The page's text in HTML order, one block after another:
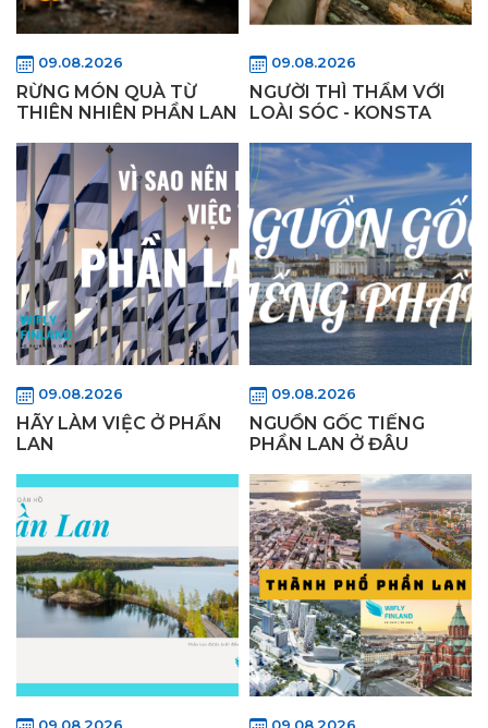
09.08.2026
RỪNG MÓN QUÀ TỪ
THIÊN NHIÊN PHẦN LAN
09.08.2026
NGƯỜI THÌ THẦM VỚI
LOÀI SÓC - KONSTA
09.08.2026
HÃY LÀM VIỆC Ở PHẦN
LAN
09.08.2026
NGUỒN GỐC TIẾNG
PHẦN LAN Ở ĐÂU